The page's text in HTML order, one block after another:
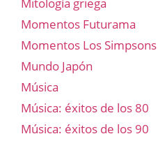
Mitología griega
Momentos Futurama
Momentos Los Simpsons
Mundo Japón
Música
Música: éxitos de los 80
Música: éxitos de los 90